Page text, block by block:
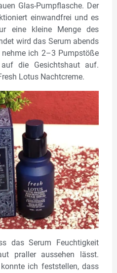
Glas-Pumpflasche. Der
einwandfrei und es
eine kleine Menge des
wird das Serum abends
ich 2–3 Pumpstöße
die Gesichtshaut auf.
Lotus Nachtcreme.
das Serum Feuchtigkeit
praller aussehen lässt.
ich feststellen, dass